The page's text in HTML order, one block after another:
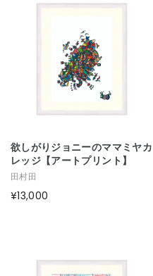
欲しがりジョニーのママミヤカ
レッジ【アートプリント】
田村田
¥13,000